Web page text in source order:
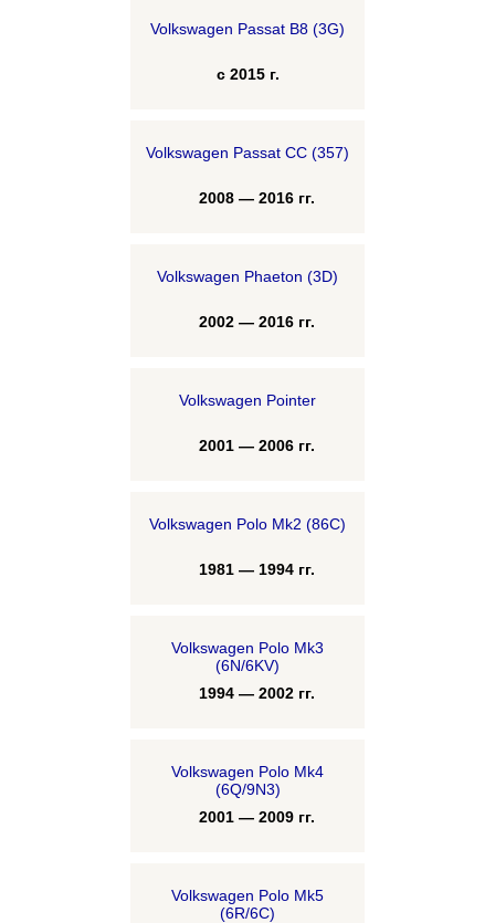
Volkswagen Passat B8 (3G)
с 2015 г.
Volkswagen Passat CC (357)
2008 — 2016 гг.
Volkswagen Phaeton (3D)
2002 — 2016 гг.
Volkswagen Pointer
2001 — 2006 гг.
Volkswagen Polo Mk2 (86C)
1981 — 1994 гг.
Volkswagen Polo Mk3
(6N/6KV)
1994 — 2002 гг.
Volkswagen Polo Mk4
(6Q/9N3)
2001 — 2009 гг.
Volkswagen Polo Mk5
(6R/6C)